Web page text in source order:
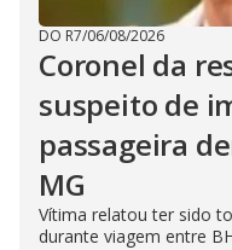
DO R7/06/08/2026
Coronel da
suspeito de
passageira
MG
Vítima relatou ter sido
durante viagem entre